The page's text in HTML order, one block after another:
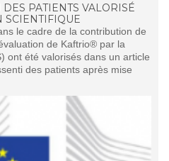
PATIENTS VALORISÉ
SCIENTIFIQUE
le cadre de la contribution de
de Kaftrio® par la
ont été valorisés dans un article
des patients après mise